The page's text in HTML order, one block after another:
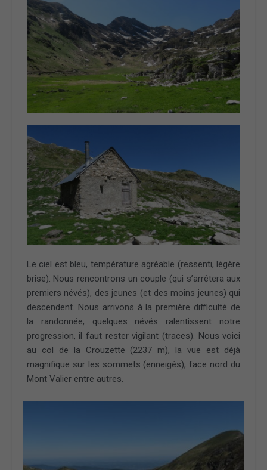
Le ciel est bleu, température agréable (ressenti, légère
brise). Nous rencontrons un couple (qui s’arrêtera aux
premiers névés), des jeunes (et des moins jeunes) qui
descendent. Nous arrivons à la première difficulté de
la randonnée, quelques névés ralentissent notre
progression, il faut rester vigilant (traces). Nous voici
au col de la Crouzette (2237 m), la vue est déjà
magnifique sur les sommets (enneigés), face nord du
Mont Valier entre autres.